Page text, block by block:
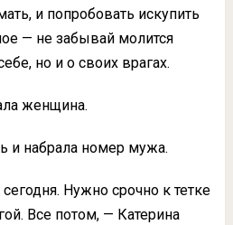
и попробовать искупить
— не забывай молится
но и о своих врагах.
женщина.
и набрала номер мужа.
Нужно срочно к тетке
Все потом, — Катерина